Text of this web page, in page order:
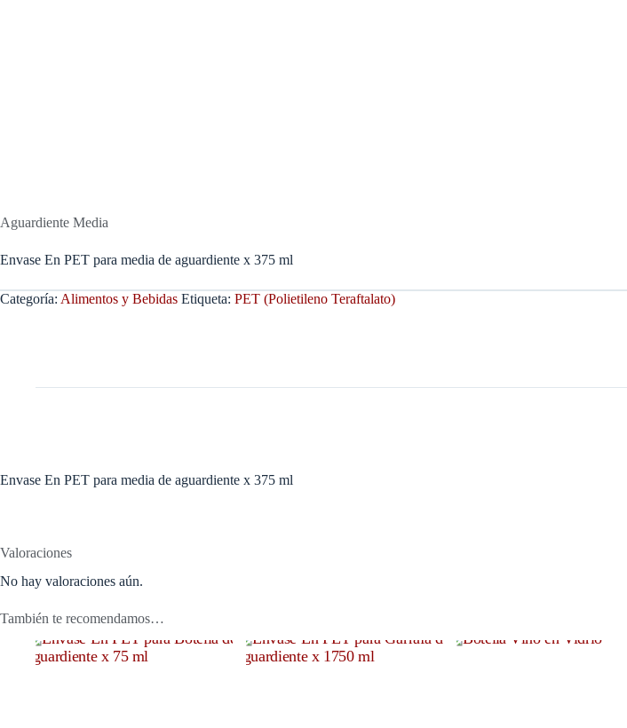
Aguardiente Media
Envase En PET para media de aguardiente x 375 ml
Categoría: Alimentos y Bebidas Etiqueta: PET (Polietileno Teraftalato)
Envase En PET para media de aguardiente x 375 ml
Valoraciones
No hay valoraciones aún.
También te recomendamos…